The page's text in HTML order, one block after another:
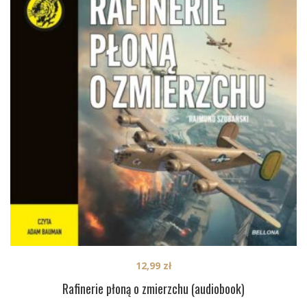
Rafinerie płoną o zmierzchu (audiobook)
12,99 zł